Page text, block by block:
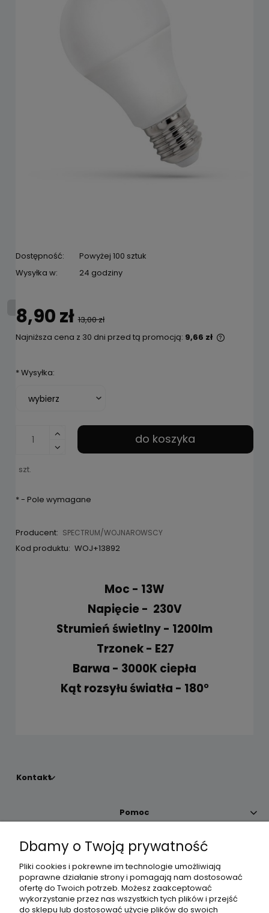
Dostępność:
Powyżej 100 sztuk
Wysyłka w:
24 godziny
8,90 zł 13,00 zł
Najniższa cena z 30 dni przed tą promocją: 9,66 zł
*Wysyłka:
szt.
do koszyka
*- Pole wymagane
Producent: SPECTRUM/WOJNAROWSCY
Kod produktu: WOJ+13892
Moc - 13W
Napięcie - 230V
Strumień świetlny - 1200lm
Trzonek - E27
Barwa - 3000K ciepła
Kąt rozsyłu światła - 180°
Kontakt
Pomoc
Moje konto
Płatności i dostawa
Dbamy o Twoją prywatność
Pliki cookies i pokrewne im technologie umożliwiają
poprawne działanie strony i pomagają nam dostosować
ofertę do Twoich potrzeb. Możesz zaakceptować
wykorzystanie przez nas wszystkich tych plików i przejść
do sklepu lub dostosować użycie plików do swoich